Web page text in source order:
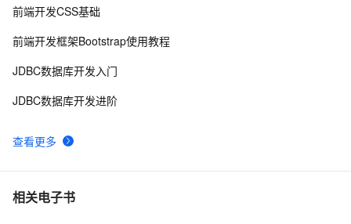
10前后端分离，如何在前端项目中动态插入后端API基地
查看更多
前端开发CSS基础
前端开发框架Bootstrap使用教程
JDBC数据库开发入门
JDBC数据库开发进阶
相关电子书